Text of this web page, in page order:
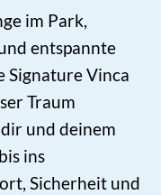
im Park,
entspannte
Signature Vinca
Traum
und deinem
ins
Sicherheit und